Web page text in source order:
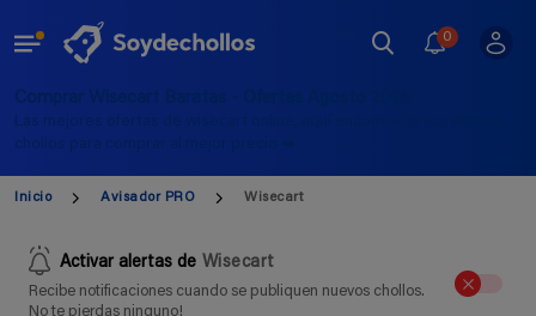
0
Comprar Wisecart Baratas - Ofertas Agosto 2026
Las mejores ofertas de wisecart online, aquí encontrarás los últimos
chollos para comprar al mejor precio ➡️
Inicio Avisador PRO Wisecart
Activar alertas de Wisecart
Recibe notificaciones cuando se publiquen nuevos chollos.
No te pierdas ninguno!